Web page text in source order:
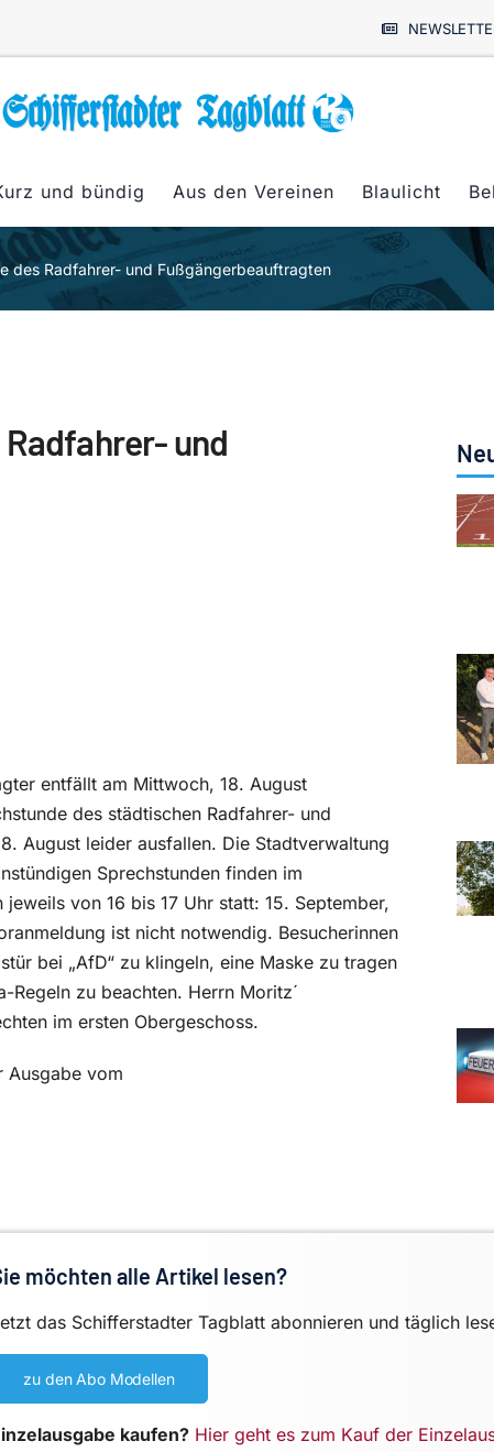
und bündig Aus den Vereinen Blaulicht
des Radfahrer- und Fußgängerbeauftragten
und
entfällt am Mittwoch, 18. August
des städtischen Radfahrer- und
August leider ausfallen. Die Stadtverwaltung
Sprechstunden finden im
von 16 bis 17 Uhr statt: 15. September,
ist nicht notwendig. Besucherinnen
bei „AfD“ zu klingeln, eine Maske zu tragen
zu beachten. Herrn Moritz´
im ersten Obergeschoss.
Ausgabe vom
möchten alle Artikel lesen?
das Schifferstadter Tagblatt abonnieren und täglich
zu den Abo Modellen
kaufen? Hier geht es zum Kauf der